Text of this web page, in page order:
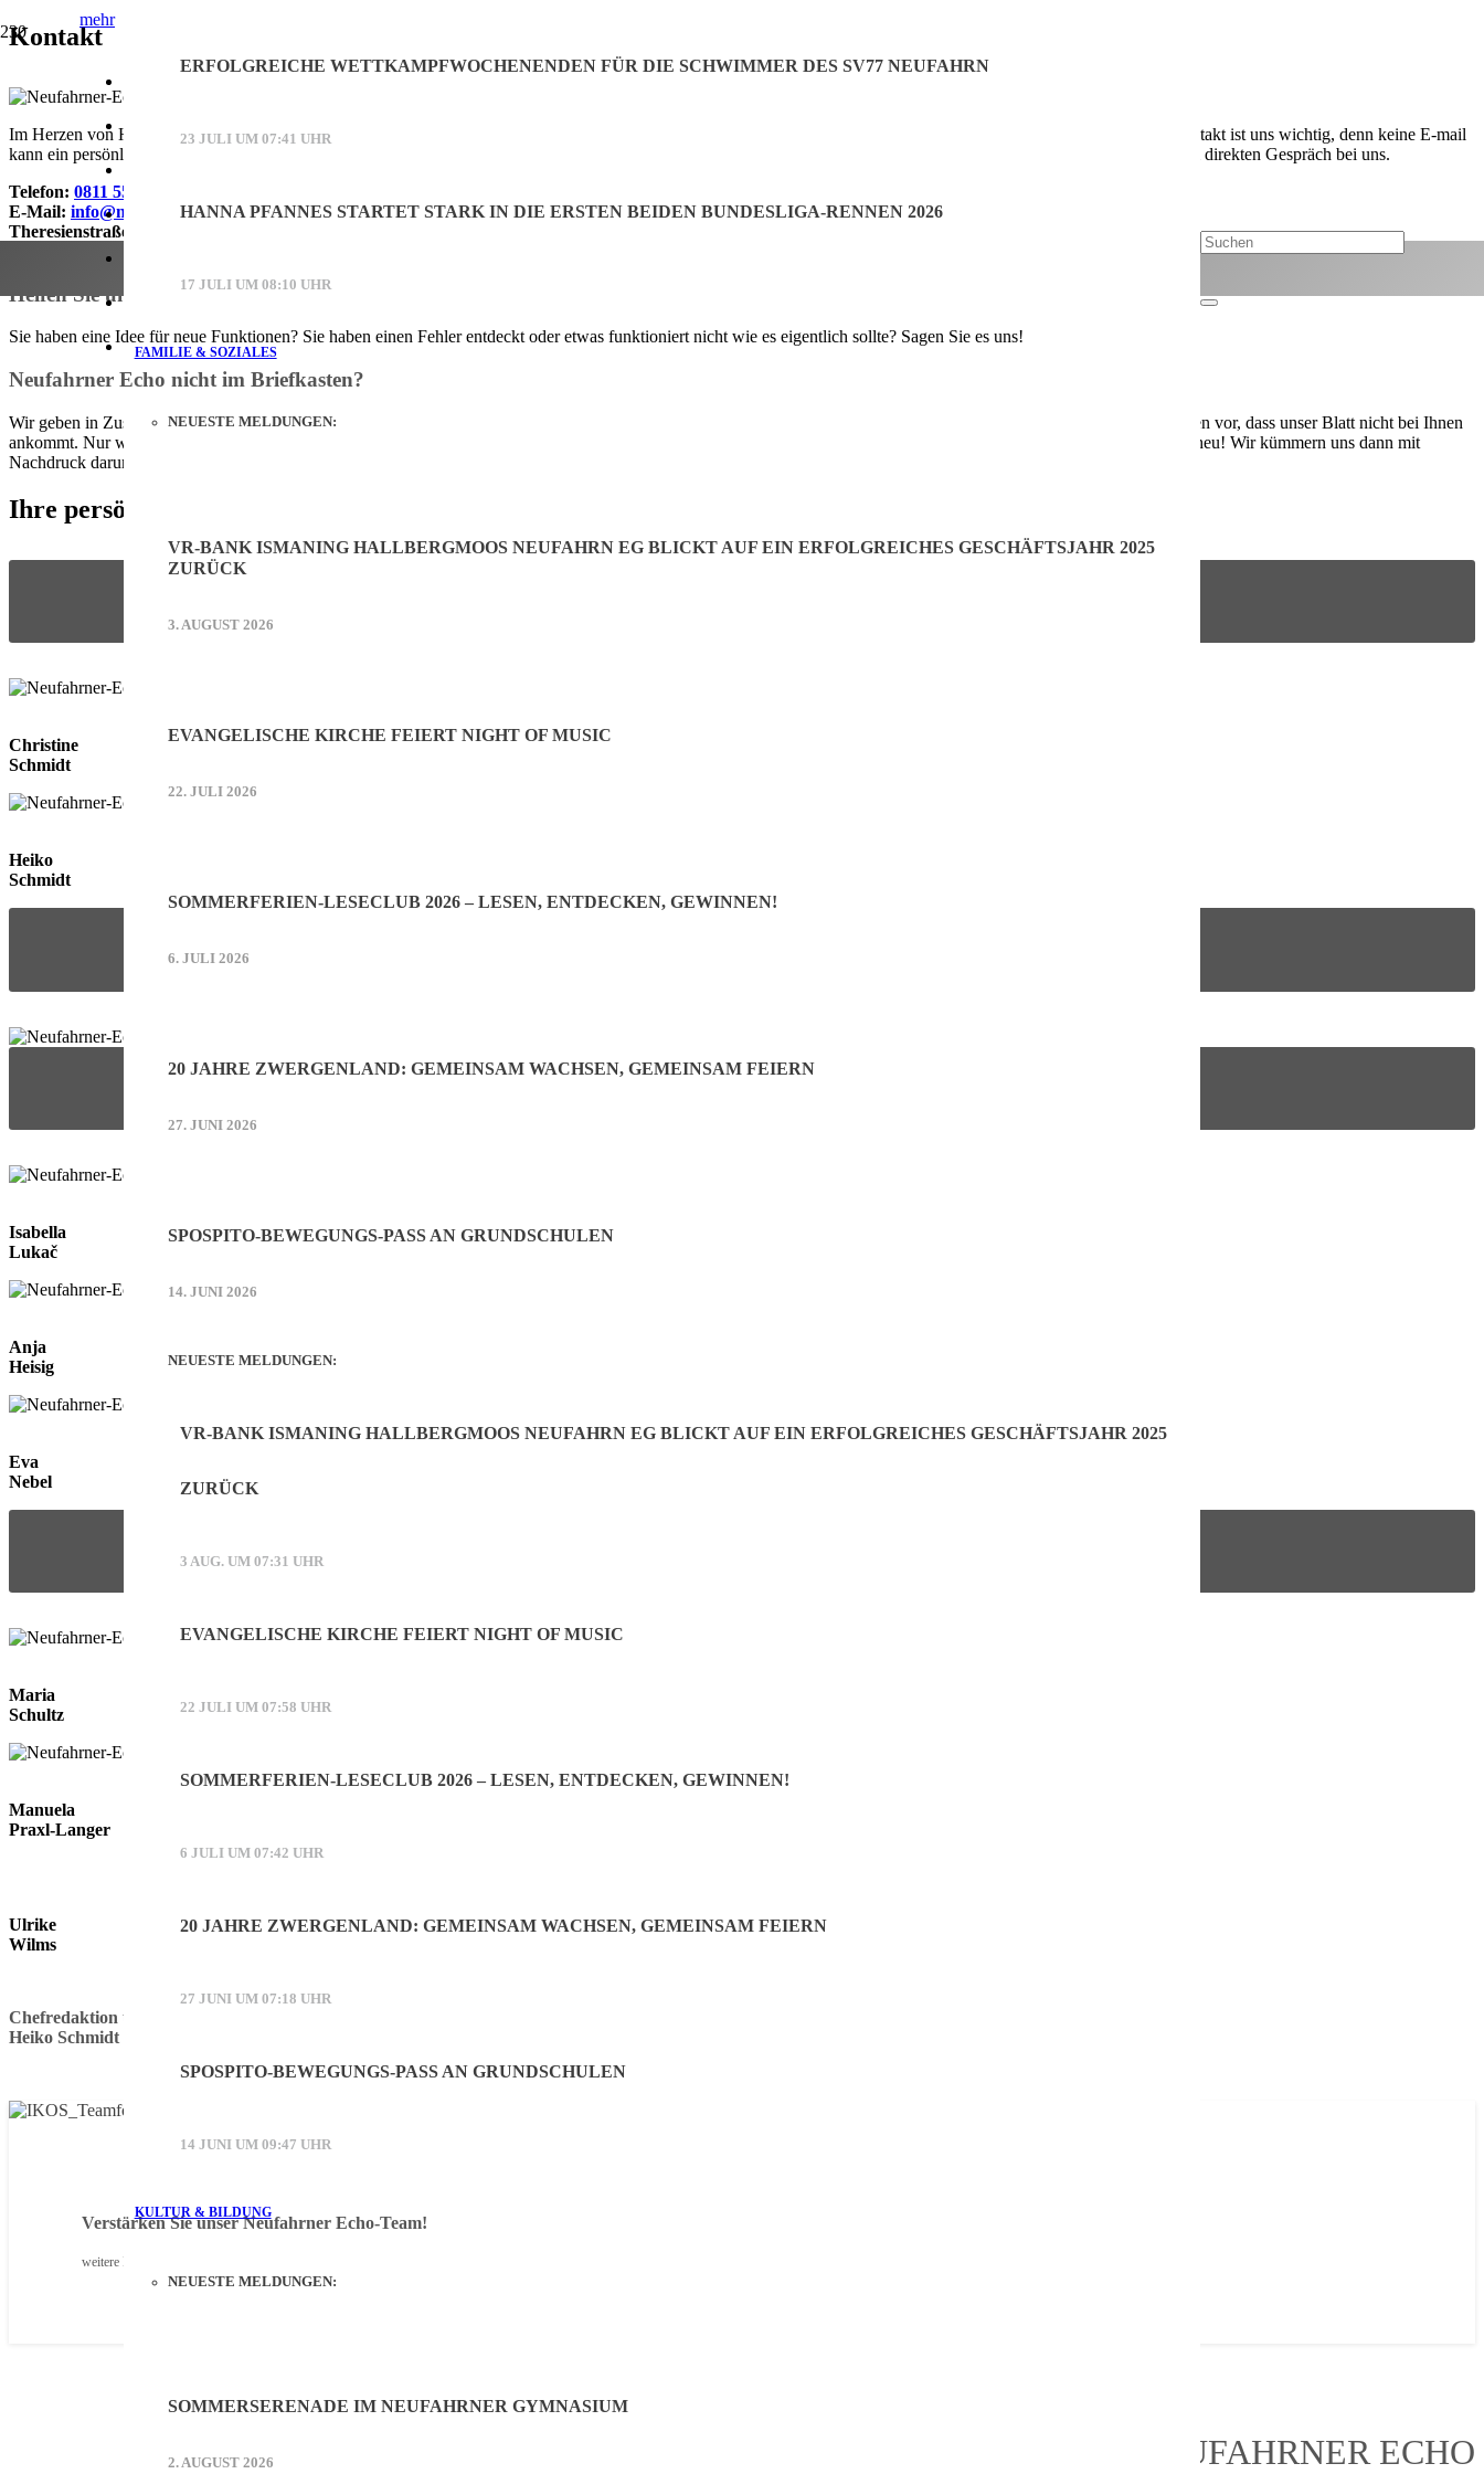
mehr
Kontakt
ERFOLGREICHE WETTKAMPFWOCHENENDEN FÜR DIE SCHWIMMER DES SV77 NEUFAHRN
23 JULI UM 07:41 UHR
HANNA PFANNES STARTET STARK IN DIE ERSTEN BEIDEN BUNDESLIGA-RENNEN 2026
17 JULI UM 08:10 UHR
FAMILIE & SOZIALES
NEUESTE MELDUNGEN:
VR-BANK ISMANING HALLBERGMOOS NEUFAHRN EG BLICKT AUF EIN ERFOLGREICHES GESCHÄFTSJAHR 2025
ZURÜCK
3. AUGUST 2026
EVANGELISCHE KIRCHE FEIERT NIGHT OF MUSIC
22. JULI 2026
SOMMERFERIEN-LESECLUB 2026 – LESEN, ENTDECKEN, GEWINNEN!
6. JULI 2026
20 JAHRE ZWERGENLAND: GEMEINSAM WACHSEN, GEMEINSAM FEIERN
27. JUNI 2026
SPOSPITO-BEWEGUNGS-PASS AN GRUNDSCHULEN
14. JUNI 2026
NEUESTE MELDUNGEN:
VR-BANK ISMANING HALLBERGMOOS NEUFAHRN EG BLICKT AUF EIN ERFOLGREICHES GESCHÄFTSJAHR 2025
ZURÜCK
3 AUG. UM 07:31 UHR
EVANGELISCHE KIRCHE FEIERT NIGHT OF MUSIC
22 JULI UM 07:58 UHR
SOMMERFERIEN-LESECLUB 2026 – LESEN, ENTDECKEN, GEWINNEN!
6 JULI UM 07:42 UHR
20 JAHRE ZWERGENLAND: GEMEINSAM WACHSEN, GEMEINSAM FEIERN
27 JUNI UM 07:18 UHR
SPOSPITO-BEWEGUNGS-PASS AN GRUNDSCHULEN
14 JUNI UM 09:47 UHR
KULTUR & BILDUNG
NEUESTE MELDUNGEN:
SOMMERSERENADE IM NEUFAHRNER GYMNASIUM
2. AUGUST 2026
Kontakt
Im Herzen von Hallbergmoos am Flughafen München im Raiffeisengebäude befindet sich unser Verlag. In diesen Räumen entstehen unsere Zeitungen für Sie! Kundenkontakt ist uns wichtig, denn keine E-mail
kann ein persönliches Gespräch ersetzen. Bei uns gibt es keine Warteschleifen, kein telefonisches Auswahlmenü. Sie rufen uns an, wir sind für Sie da. Am Telefon, oder im direkten Gespräch bei uns.
Telefon: 0811 555 45 93-0
E-Mail: info@neufahrner-echo.de
Theresienstraße 73
Helfen Sie uns unsere Website stetig zu verbessern!
Sie haben eine Idee für neue Funktionen? Sie haben einen Fehler entdeckt oder etwas funktioniert nicht wie es eigentlich sollte? Sagen Sie es uns!
Neufahrner Echo nicht im Briefkasten?
Wir geben in Zusammenarbeit mit unserer Verteilfirma alles dafür, dass unsere Zeitung auch bei Ihnen im Briefkasten landet, glauben Sie uns! Nur manchmal kommt es eben vor, dass unser Blatt nicht bei Ihnen
ankommt. Nur wenn wir das nicht wissen, können wir auch nichts dagegen tun. Bitte geben Sie uns unbedingt Bescheid, wenn Sie nichts im Briefkasten hatten – keine Scheu! Wir kümmern uns dann mit
Nachdruck darum, dass die nächste Ausgabe wieder bei Ihnen ankommt!
Ihre persönlichen Ansprechpartner:
Christine
Schmidt
Heiko
Schmidt
Isabella
Lukač
Anja
Heisig
Eva
Nebel
Maria
Schultz
Manuela
Praxl-Langer
Ulrike
Wilms
Chefredaktion und v.i.S.d.P:
Heiko Schmidt
Verstärken Sie unser Neufahrner Echo-Team!
weitere Infos
EUFAHRNER ECHO